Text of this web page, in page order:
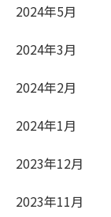
2024年5月
2024年3月
2024年2月
2024年1月
2023年12月
2023年11月